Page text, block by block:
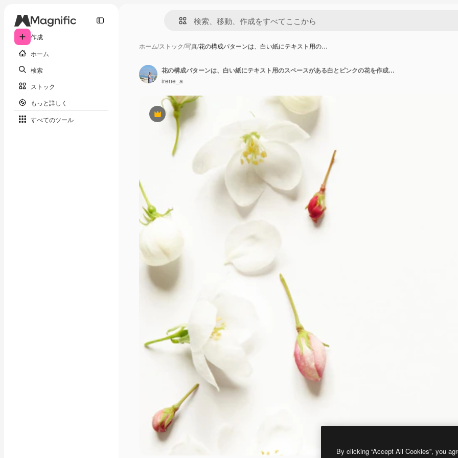
作成
ホーム
検索
ストック
もっと詳しく
すべてのツール
ホーム/ストック/写真/花の構成パターンは、白い紙にテキスト用の…
Premium
花の構成パターンは、白い紙にテキスト用のスペースがある白とピンクの花を作成しました。上からのモックアップビュー画像
irene_a
By clicking “Accept All Cookies”, you